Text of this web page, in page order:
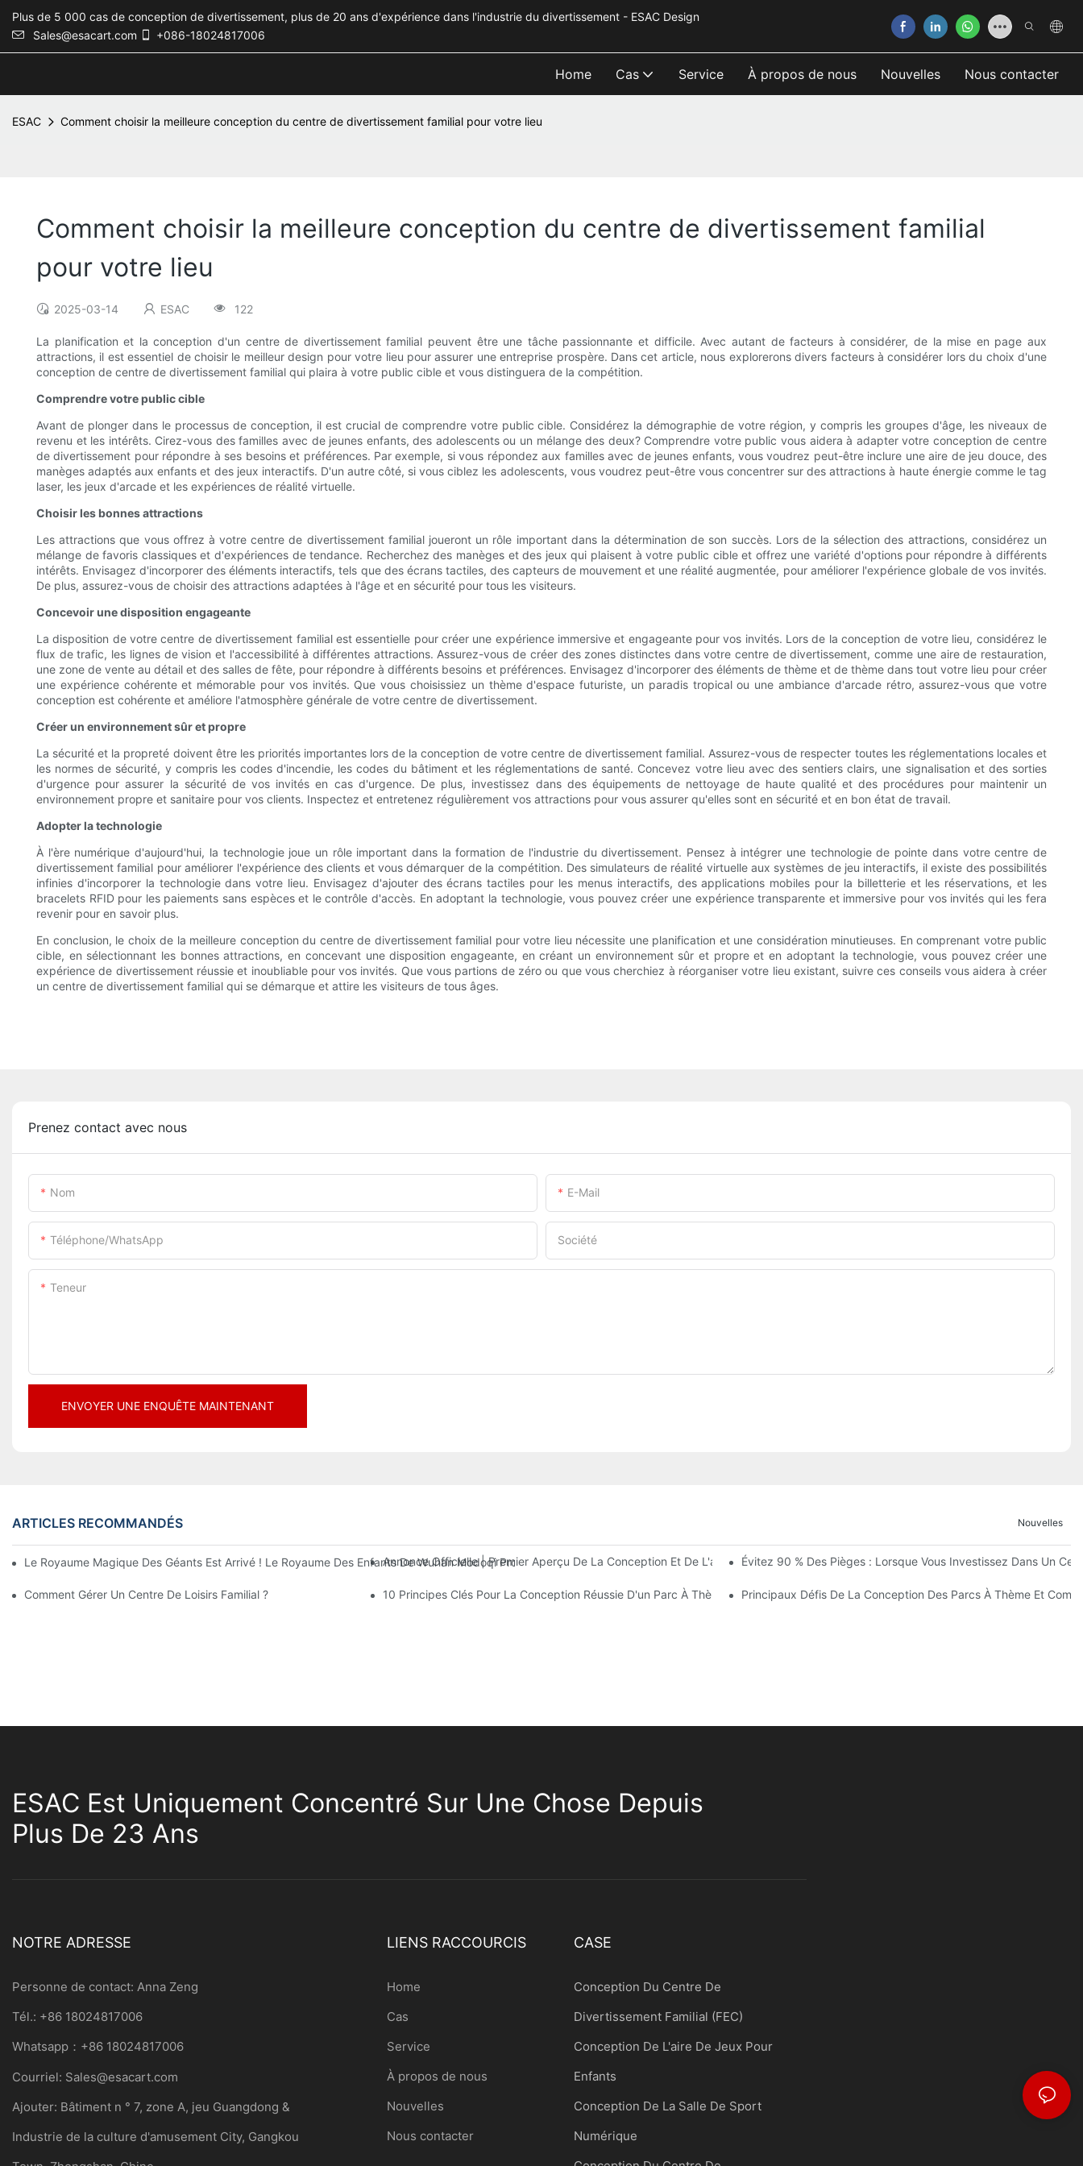
Plus de 5 000 cas de conception de divertissement, plus de 20 ans d'expérience dans l'industrie du divertissement - ESAC Design
Sales@esacart.com
+086-18024817006
Home Cas Service À propos de nous Nouvelles Nous contacter
ESAC Comment choisir la meilleure conception du centre de divertissement familial pour votre lieu
Comment choisir la meilleure conception du centre de divertissement familial
pour votre lieu
2025-03-14 ESAC 122
La planification et la conception d'un centre de divertissement familial peuvent être une tâche passionnante et difficile. Avec autant de facteurs à considérer, de la mise en page aux
attractions, il est essentiel de choisir le meilleur design pour votre lieu pour assurer une entreprise prospère. Dans cet article, nous explorerons divers facteurs à considérer lors du choix d'une
conception de centre de divertissement familial qui plaira à votre public cible et vous distinguera de la compétition.
Comprendre votre public cible
Avant de plonger dans le processus de conception, il est crucial de comprendre votre public cible. Considérez la démographie de votre région, y compris les groupes d'âge, les niveaux de
revenu et les intérêts. Cirez-vous des familles avec de jeunes enfants, des adolescents ou un mélange des deux? Comprendre votre public vous aidera à adapter votre conception de centre
de divertissement pour répondre à ses besoins et préférences. Par exemple, si vous répondez aux familles avec de jeunes enfants, vous voudrez peut-être inclure une aire de jeu douce, des
manèges adaptés aux enfants et des jeux interactifs. D'un autre côté, si vous ciblez les adolescents, vous voudrez peut-être vous concentrer sur des attractions à haute énergie comme le tag
laser, les jeux d'arcade et les expériences de réalité virtuelle.
Choisir les bonnes attractions
Les attractions que vous offrez à votre centre de divertissement familial joueront un rôle important dans la détermination de son succès. Lors de la sélection des attractions, considérez un
mélange de favoris classiques et d'expériences de tendance. Recherchez des manèges et des jeux qui plaisent à votre public cible et offrez une variété d'options pour répondre à différents
intérêts. Envisagez d'incorporer des éléments interactifs, tels que des écrans tactiles, des capteurs de mouvement et une réalité augmentée, pour améliorer l'expérience globale de vos invités.
De plus, assurez-vous de choisir des attractions adaptées à l'âge et en sécurité pour tous les visiteurs.
Concevoir une disposition engageante
La disposition de votre centre de divertissement familial est essentielle pour créer une expérience immersive et engageante pour vos invités. Lors de la conception de votre lieu, considérez le
flux de trafic, les lignes de vision et l'accessibilité à différentes attractions. Assurez-vous de créer des zones distinctes dans votre centre de divertissement, comme une aire de restauration,
une zone de vente au détail et des salles de fête, pour répondre à différents besoins et préférences. Envisagez d'incorporer des éléments de thème et de thème dans tout votre lieu pour créer
une expérience cohérente et mémorable pour vos invités. Que vous choisissiez un thème d'espace futuriste, un paradis tropical ou une ambiance d'arcade rétro, assurez-vous que votre
conception est cohérente et améliore l'atmosphère générale de votre centre de divertissement.
Créer un environnement sûr et propre
La sécurité et la propreté doivent être les priorités importantes lors de la conception de votre centre de divertissement familial. Assurez-vous de respecter toutes les réglementations locales et
les normes de sécurité, y compris les codes d'incendie, les codes du bâtiment et les réglementations de santé. Concevez votre lieu avec des sentiers clairs, une signalisation et des sorties
d'urgence pour assurer la sécurité de vos invités en cas d'urgence. De plus, investissez dans des équipements de nettoyage de haute qualité et des procédures pour maintenir un
environnement propre et sanitaire pour vos clients. Inspectez et entretenez régulièrement vos attractions pour vous assurer qu'elles sont en sécurité et en bon état de travail.
Adopter la technologie
À l'ère numérique d'aujourd'hui, la technologie joue un rôle important dans la formation de l'industrie du divertissement. Pensez à intégrer une technologie de pointe dans votre centre de
divertissement familial pour améliorer l'expérience des clients et vous démarquer de la compétition. Des simulateurs de réalité virtuelle aux systèmes de jeu interactifs, il existe des possibilités
infinies d'incorporer la technologie dans votre lieu. Envisagez d'ajouter des écrans tactiles pour les menus interactifs, des applications mobiles pour la billetterie et les réservations, et les
bracelets RFID pour les paiements sans espèces et le contrôle d'accès. En adoptant la technologie, vous pouvez créer une expérience transparente et immersive pour vos invités qui les fera
revenir pour en savoir plus.
En conclusion, le choix de la meilleure conception du centre de divertissement familial pour votre lieu nécessite une planification et une considération minutieuses. En comprenant votre public
cible, en sélectionnant les bonnes attractions, en concevant une disposition engageante, en créant un environnement sûr et propre et en adoptant la technologie, vous pouvez créer une
expérience de divertissement réussie et inoubliable pour vos invités. Que vous partions de zéro ou que vous cherchiez à réorganiser votre lieu existant, suivre ces conseils vous aidera à créer
un centre de divertissement familial qui se démarque et attire les visiteurs de tous âges.
Prenez contact avec nous
Nom E-Mail
Téléphone/WhatsApp Société
Teneur
ENVOYER UNE ENQUÊTE MAINTENANT
ARTICLES RECOMMANDÉS Nouvelles
Le Royaume Magique Des Géants Est Arrivé ! Le Royaume Des Enfants De Wuhan Modoqi Propose Trois Étages D'installations De Divertissement Avec Plus De 60 Attractions Passionnantes.
Annonce Officielle | Premier Aperçu De La Conception Et De L'avancement Des Travaux Du Royaume Des Enfants De Wuhan
Évitez 90 % Des Pièges : Lorsque Vous Investissez Dans Un
Comment Gérer Un Centre De Loisirs Familial ? 10 Principes Clés Pour La Conception Réussie D'un Parc À Thème Principaux Défis De La Conception Des Parcs À Thème Et
ESAC Est Uniquement Concentré Sur Une Chose Depuis
Plus De 23 Ans
NOTRE ADRESSE
Personne de contact: Anna Zeng
Tél.: +86 18024817006
Whatsapp：+86 18024817006
Courriel: Sales@esacart.com
Ajouter: Bâtiment n ° 7, zone A, jeu Guangdong &
Industrie de la culture d'amusement City, Gangkou
LIENS RACCOURCIS
Home
Cas
Service
À propos de nous
Nouvelles
Nous contacter
CASE
Conception Du Centre De
Divertissement Familial (FEC)
Conception De L'aire De Jeux Pour
Enfants
Conception De La Salle De Sport
Numérique